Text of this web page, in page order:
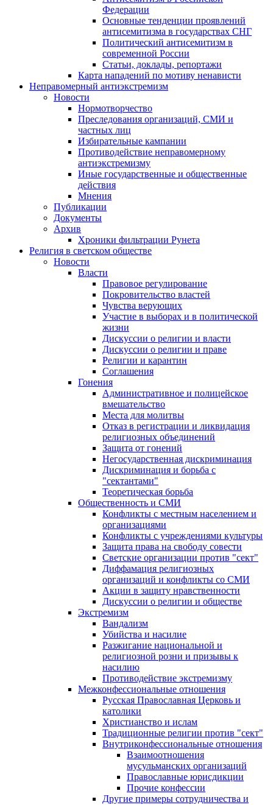
Федерации
Основные тенденции проявлений
антисемитизма в государствах СНГ
Политический антисемитизм в
современной России
Статьи, доклады, репортажи
Карта нападений по мотиву ненависти
Неправомерный антиэкстремизм
Новости
Нормотворчество
Преследования организаций, СМИ и
частных лиц
Избирательные кампании
Противодействие неправомерному
антиэкстремизму
Иные государственные и общественные
действия
Мнения
Публикации
Документы
Архив
Хроники фильтрации Рунета
Религия в светском обществе
Новости
Власти
Правовое регулирование
Покровительство властей
Чувства верующих
Участие в выборах и в политической
жизни
Дискуссии о религии и власти
Дискуссии о религии и праве
Религии и карантин
Соглашения
Гонения
Административное и полицейское
вмешательство
Места для молитвы
Отказ в регистрации и ликвидация
религиозных объединений
Защита от гонений
Негосударственная дискриминация
Дискриминация и борьба с
"сектантами"
Теоретическая борьба
Общественность и СМИ
Конфликты с местным населением и
организациями
Конфликты с учреждениями культуры
Защита права на свободу совести
Светские организации против "сект"
Диффамация религиозных
организаций и конфликты со СМИ
Акции в защиту нравственности
Дискуссии о религии и обществе
Экстремизм
Вандализм
Убийства и насилие
Разжигание национальной и
религиозной розни и призывы к
насилию
Противодействие экстремизму
Межконфессиональные отношения
Русская Православная Церковь и
католики
Христианство и ислам
Традиционные религии против "сект"
Внутриконфессиональные отношения
Взаимоотношения
мусульманских организаций
Православные юрисдикции
Прочие конфессии
Другие примеры сотрудничества и